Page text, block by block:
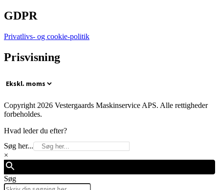
GDPR
Privatlivs- og cookie-politik
Prisvisning
Copyright 2026 Vestergaards Maskinservice APS. Alle rettigheder
forbeholdes.
Hvad leder du efter?
Søg her...
×
Søg